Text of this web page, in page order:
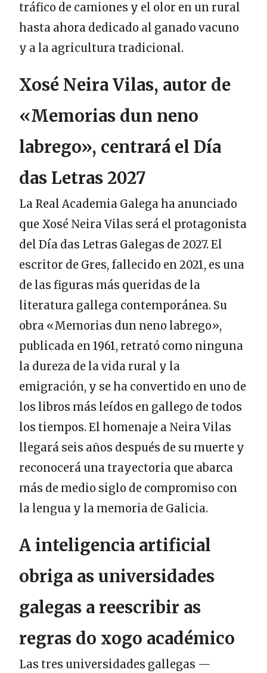
tráfico de camiones y el olor en un rural
hasta ahora dedicado al ganado vacuno
y a la agricultura tradicional.
Xosé Neira Vilas, autor de
«Memorias dun neno
labrego», centrará el Día
das Letras 2027
La Real Academia Galega ha anunciado
que Xosé Neira Vilas será el protagonista
del Día das Letras Galegas de 2027. El
escritor de Gres, fallecido en 2021, es una
de las figuras más queridas de la
literatura gallega contemporánea. Su
obra «Memorias dun neno labrego»,
publicada en 1961, retrató como ninguna
la dureza de la vida rural y la
emigración, y se ha convertido en uno de
los libros más leídos en gallego de todos
los tiempos. El homenaje a Neira Vilas
llegará seis años después de su muerte y
reconocerá una trayectoria que abarca
más de medio siglo de compromiso con
la lengua y la memoria de Galicia.
A inteligencia artificial
obriga as universidades
galegas a reescribir as
regras do xogo académico
Las tres universidades gallegas —